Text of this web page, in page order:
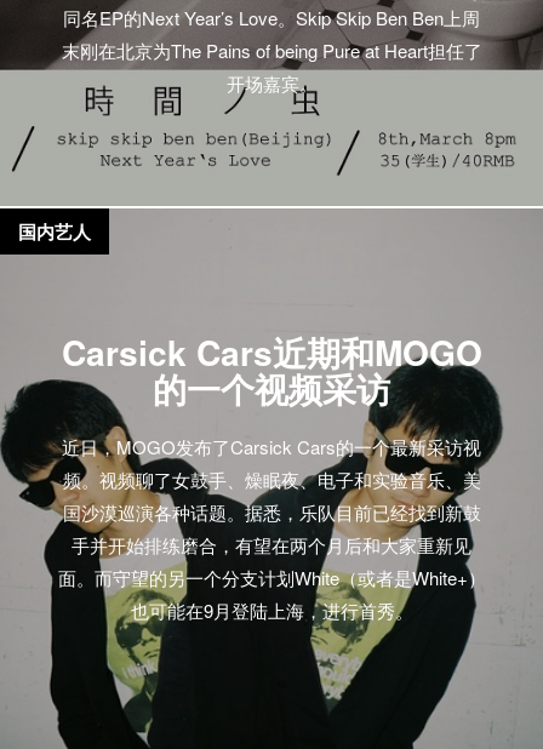
同名EP的Next Year’s Love。Skip Skip Ben Ben上周
末刚在北京为The Pains of being Pure at Heart担任了
开场嘉宾。
Carsick Cars近期和MOGO
的一个视频采访
近日，MOGO发布了Carsick Cars的一个最新采访视
频。视频聊了女鼓手、燥眠夜、电子和实验音乐、美
国沙漠巡演各种话题。据悉，乐队目前已经找到新鼓
手并开始排练磨合，有望在两个月后和大家重新见
面。而守望的另一个分支计划White（或者是White+）
也可能在9月登陆上海，进行首秀。
国内艺人